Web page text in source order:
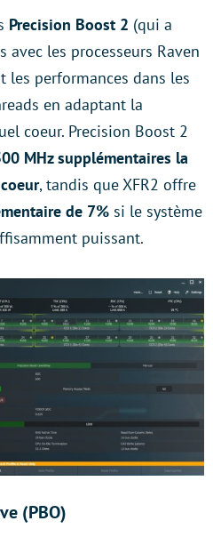
Precision Boost 2 (qui a
avec les processeurs Raven
les performances dans les
en adaptant la
coeur. Precision Boost 2
MHz supplémentaires la
, tandis que XFR2 offre
de 7% si le système
puissant.
(PBO)